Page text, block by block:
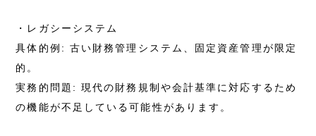
・レガシーシステム
具体的例: 古い財務管理システム、固定資産管理が限定
的。
実務的問題: 現代の財務規制や会計基準に対応するため
の機能が不足している可能性があります。